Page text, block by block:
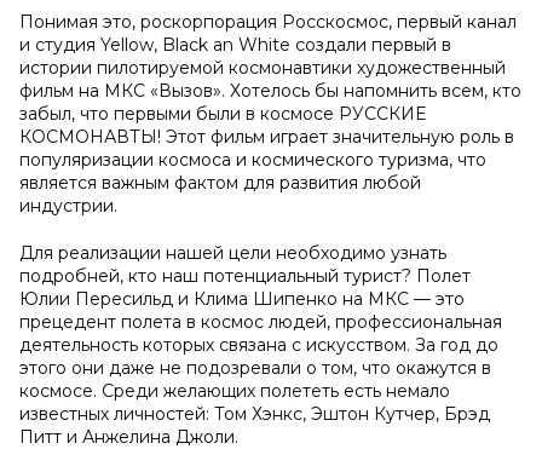
Понимая это, роскорпорация Росскосмос, первый канал
и студия Yellow, Black an White создали первый в
истории пилотируемой космонавтики художественный
фильм на МКС «Вызов». Хотелось бы напомнить всем, кто
забыл, что первыми были в космосе РУССКИЕ
КОСМОНАВТЫ! Этот фильм играет значительную роль в
популяризации космоса и космического туризма, что
является важным фактом для развития любой
индустрии.
Для реализации нашей цели необходимо узнать
подробней, кто наш потенциальный турист? Полет
Юлии Пересильд и Клима Шипенко на МКС — это
прецедент полета в космос людей, профессиональная
деятельность которых связана с искусством. За год до
этого они даже не подозревали о том, что окажутся в
космосе. Среди желающих полететь есть немало
известных личностей: Том Хэнкс, Эштон Кутчер, Брэд
Питт и Анжелина Джоли.